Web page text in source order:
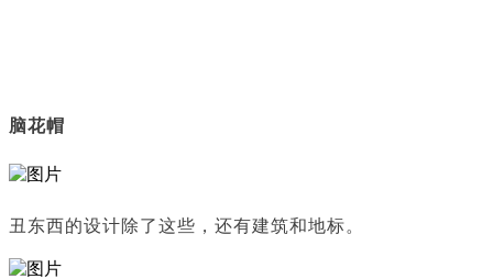
脑花帽
丑东西的设计除了这些，还有建筑和地标。